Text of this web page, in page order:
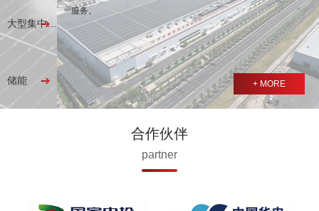
大型集中式电站
储能
服务。
+ MORE
合作伙伴
partner